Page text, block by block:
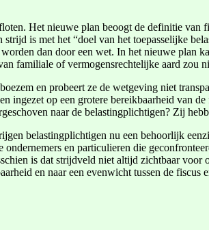
Het nieuwe plan beoogt de definitie van
is met het “doel van het toepasselijke
dan door een wet. In het nieuwe
familiale of vermogensrechtelijke aard zou
en probeert ze de wetgeving niet
ingezet op een grotere bereikbaarheid van
naar de belastingplichtigen? Zij
belastingplichtigen nu een behoorlijk
en particulieren die
is dat strijdveld niet altijd zichtbaar
en naar een evenwicht tussen de